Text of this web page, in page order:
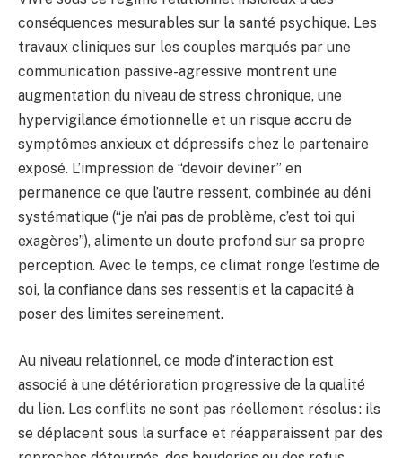
conséquences mesurables sur la santé psychique. Les
travaux cliniques sur les couples marqués par une
communication passive-agressive montrent une
augmentation du niveau de stress chronique, une
hypervigilance émotionnelle et un risque accru de
symptômes anxieux et dépressifs chez le partenaire
exposé. L’impression de “devoir deviner” en
permanence ce que l’autre ressent, combinée au déni
systématique (“je n’ai pas de problème, c’est toi qui
exagères”), alimente un doute profond sur sa propre
perception. Avec le temps, ce climat ronge l’estime de
soi, la confiance dans ses ressentis et la capacité à
poser des limites sereinement.
Au niveau relationnel, ce mode d’interaction est
associé à une détérioration progressive de la qualité
du lien. Les conflits ne sont pas réellement résolus : ils
se déplacent sous la surface et réapparaissent par des